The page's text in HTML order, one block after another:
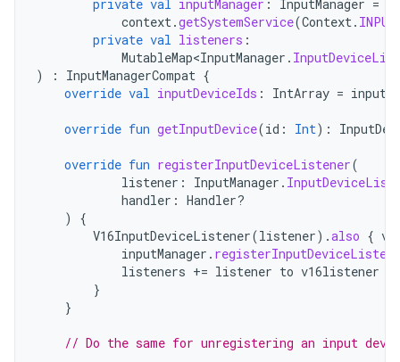
private val inputManager : InputManager =
context.getSystemService(Context.
private val listeners :
MutableMap<InputManager .
)
: InputManagerCompat {
override val inputDeviceIds : IntArray =
override fun getInputDevice(id : Int):
override fun registerInputDeviceListener(
listener : InputManager .
handler : Handler?
)
{
V16InputDeviceListener(listener).also {
inputManager .
listeners += listener to v16listener
}
}
// Do the same for unregistering an input